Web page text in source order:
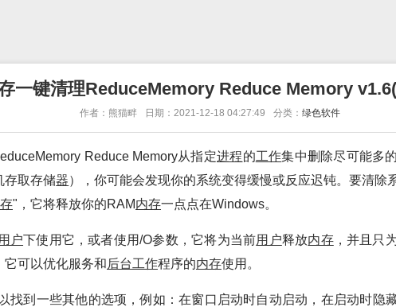
一键清理ReduceMemory Reduce Memory
作者：熊猫畔 日期：2021-12-18 04:27:49 分类：绿色软件
Reduce Memory从指定进程的工作集中删除尽可能多
存取存储器），你可能会发现你的系统变得缓慢或反应迟钝。要清除
"，它将释放你的RAM内存一点点在Windows。
用户下使用它，或者使用/O参数，它将为当前用户释放内存，并且只
可以优化服务和后台工作程序的内存使用。
找到一些其他的选项，例如：在窗口启动时自动启动，在启动时隐